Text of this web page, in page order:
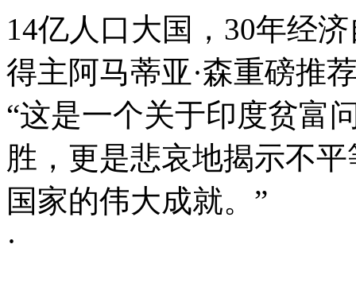
14亿人口大国，30年经
得主阿马蒂亚·森重磅推
“这是一个关于印度贫富
胜，更是悲哀地揭示不
国家的伟大成就。”
·